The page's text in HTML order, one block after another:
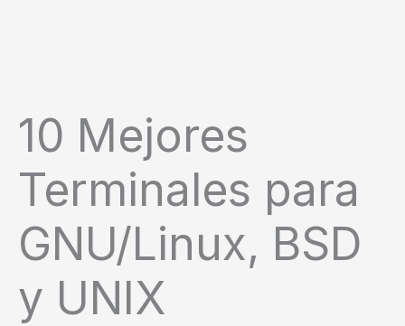
10 Mejores
Terminales para
GNU/Linux, BSD
y UNIX